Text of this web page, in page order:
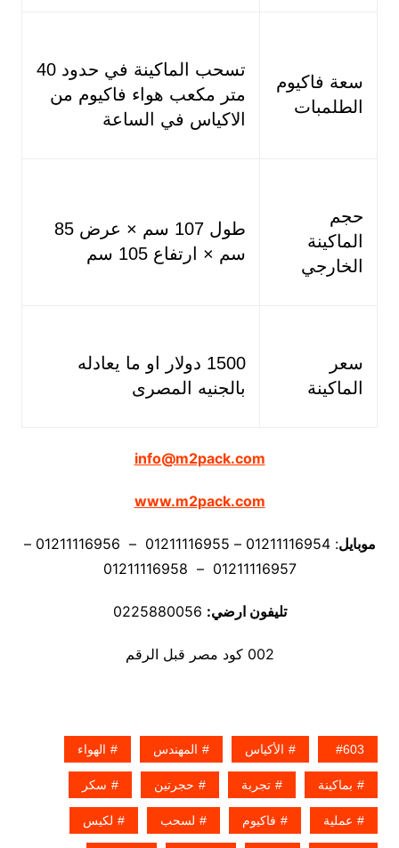
سعة فاكيوم
الطلمبات
تسحب الماكينة في حدود 40
متر مكعب هواء فاكيوم من
الاكياس في الساعة
حجم
الماكينة
الخارجي
طول 107 سم × عرض 85
سم × ارتفاع 105 سم
سعر
الماكينة
1500 دولار او ما يعادله
بالجنيه المصرى
info@m2pack.com
www.m2pack.com
موبايل
: 01211116954 – 01211116955 – 01211116956 –
01211116957 – 01211116958
تليفون ارضي:
002 كود مصر قبل الرقم
603 الأكياس المهندس الهواء
بماكينة تجربة حجرتين سكر
عملية فاكيوم لسحب لكيس